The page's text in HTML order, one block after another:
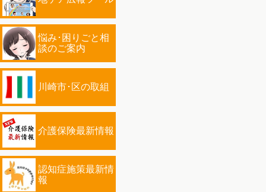
悩み･困りごと相
談のご案内
川崎市･区の取組
介護保険最新情報
認知症施策最新情
報